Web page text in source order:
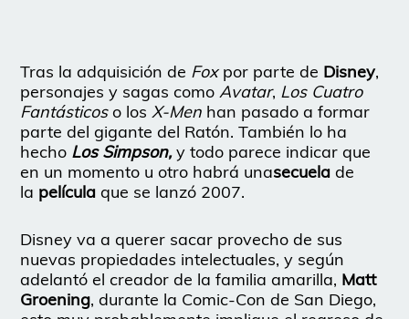
Tras la adquisición de Foxpor parte de Disney,
personajes y sagas comoAvatar, Los Cuatro
Fantásticoso los X-Men han pasado a formar
parte del gigante del Ratón. También lo ha
hecho Los Simpson,y todo parece indicar que
en un momento u otro habrá unasecuela de
la película que se lanzó 2007.
Disney va a querer sacar provecho de sus
nuevas propiedades intelectuales, y según
adelantó el creador de la familia amarilla, Matt
Groening, durante la Comic-Con de San Diego,